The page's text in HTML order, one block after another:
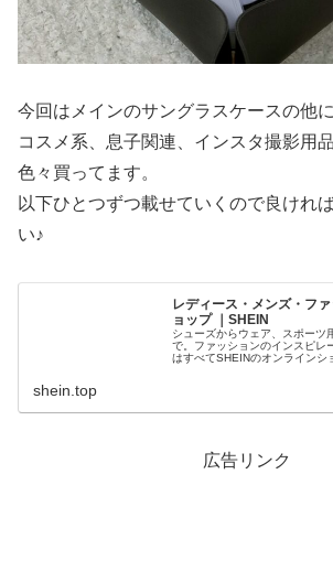
今回はメインのサングラスケースの他に
コスメ系、息子関連、インスタ撮影用
色々買ってます。
以下ひとつずつ載せていくので良けれ
い♪
レディース・メンズ・フ
ョップ ｜SHEIN
シューズからウェア、スポーツ
で。ファッションのインスピレ
はすべてSHEINのオンラインシ
shein.top
広告リンク